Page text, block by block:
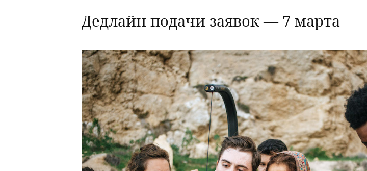
Дедлайн подачи заявок — 7 марта